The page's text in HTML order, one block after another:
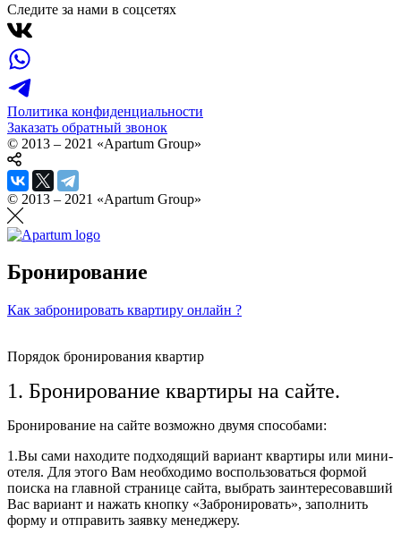
Следите за нами в соцсетях
Политика конфиденциальности
Заказать обратный звонок
© 2013 – 2021 «Apartum Group»
© 2013 – 2021 «Apartum Group»
Бронирование
Как забронировать квартиру онлайн ?
Порядок бронирования квартир
1. Бронирование квартиры на сайте.
Бронирование на сайте возможно двумя способами:
1.Вы сами находите подходящий вариант квартиры или мини-
отеля. Для этого Вам необходимо воспользоваться формой
поиска на главной странице сайта, выбрать заинтересовавший
Вас вариант и нажать кнопку «Забронировать», заполнить
форму и отправить заявку менеджеру.